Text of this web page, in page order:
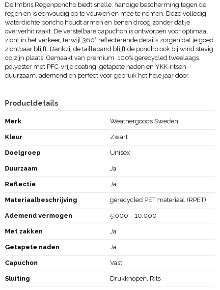
De Imbris Regenponcho biedt snelle, handige bescherming tegen de
regen en is eenvoudig op te vouwen en mee te nemen. Deze volledig
waterdichte poncho houdt armen en benen droog zonder dat je
oververhit raakt. De verstelbare capuchon is ontworpen voor optimaal
zicht in het verkeer, terwijl 360° reflecterende details zorgen dat je goed
zichtbaar blijft. Dankzij de tailleband blijft de poncho ook bij wind stevig
op zijn plaats. Gemaakt van premium, 100% gerecycled tweelaags
polyester met PFC-vrije coating, getapete naden en YKK-ritsen –
duurzaam, ademend en perfect voor gebruik het hele jaar door.
Productdetails
Merk Weathergoods Sweden
Kleur Zwart
Doelgroep Unisex
Duurzaam Ja
Reflectie Ja
Materiaalbeschrijving gerecycled PET materiaal (RPET)
Ademend vermogen 5.000 – 10.000
Met zakken Ja
Getapete naden Ja
Capuchon Vast
Sluiting Drukknopen, Rits